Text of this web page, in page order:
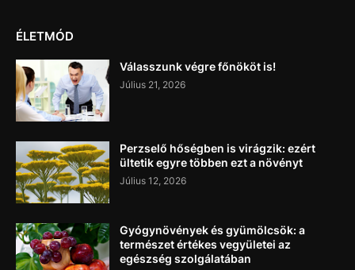
ÉLETMÓD
Válasszunk végre főnököt is!
Július 21, 2026
Perzselő hőségben is virágzik: ezért
ültetik egyre többen ezt a növényt
Július 12, 2026
Gyógynövények és gyümölcsök: a
természet értékes vegyületei az
egészség szolgálatában